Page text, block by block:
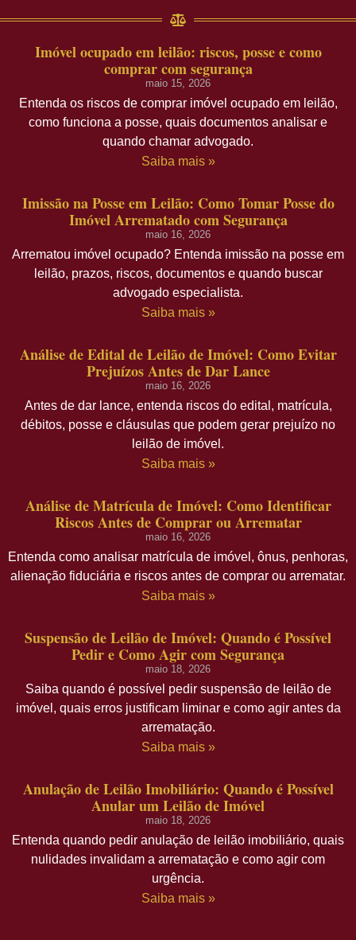
Imóvel ocupado em leilão: riscos, posse e como
comprar com segurança
maio 15, 2026
Entenda os riscos de comprar imóvel ocupado em leilão,
como funciona a posse, quais documentos analisar e
quando chamar advogado.
Saiba mais »
Imissão na Posse em Leilão: Como Tomar Posse do
Imóvel Arrematado com Segurança
maio 16, 2026
Arrematou imóvel ocupado? Entenda imissão na posse em
leilão, prazos, riscos, documentos e quando buscar
advogado especialista.
Saiba mais »
Análise de Edital de Leilão de Imóvel: Como Evitar
Prejuízos Antes de Dar Lance
maio 16, 2026
Antes de dar lance, entenda riscos do edital, matrícula,
débitos, posse e cláusulas que podem gerar prejuízo no
leilão de imóvel.
Saiba mais »
Análise de Matrícula de Imóvel: Como Identificar
Riscos Antes de Comprar ou Arrematar
maio 16, 2026
Entenda como analisar matrícula de imóvel, ônus, penhoras,
alienação fiduciária e riscos antes de comprar ou arrematar.
Saiba mais »
Suspensão de Leilão de Imóvel: Quando é Possível
Pedir e Como Agir com Segurança
maio 18, 2026
Saiba quando é possível pedir suspensão de leilão de
imóvel, quais erros justificam liminar e como agir antes da
arrematação.
Saiba mais »
Anulação de Leilão Imobiliário: Quando é Possível
Anular um Leilão de Imóvel
maio 18, 2026
Entenda quando pedir anulação de leilão imobiliário, quais
nulidades invalidam a arrematação e como agir com
urgência.
Saiba mais »